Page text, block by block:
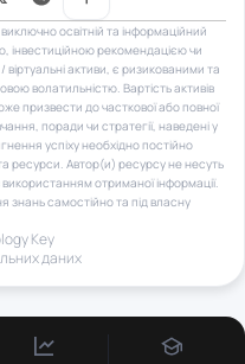
освітній та інформаційний
інвестиційною рекомендацією чи
віртуальні активи, є ризикованими та
волатильністю. Вартість активів
призвести до часткової або повної
поради чи стратегії, наведені у
успіху необхідно постійно
ресурси. Автор(и) ресурсу не несуть
використанням отриманої інформації.
самостійно та під власну
Key
даних